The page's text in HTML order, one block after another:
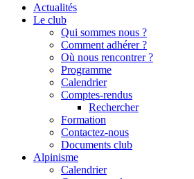
Actualités
Le club
Qui sommes nous ?
Comment adhérer ?
Où nous rencontrer ?
Programme
Calendrier
Comptes-rendus
Rechercher
Formation
Contactez-nous
Documents club
Alpinisme
Calendrier